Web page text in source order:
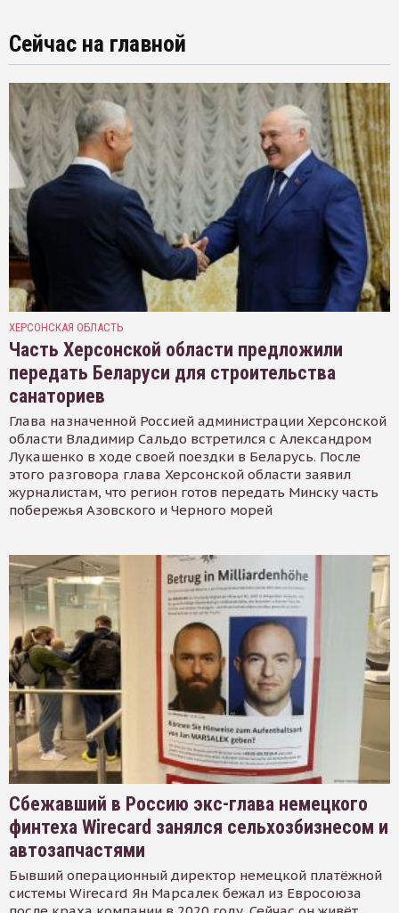
Сейчас на главной
ХЕРСОНСКАЯ ОБЛАСТЬ
Часть Херсонской области предложили
передать Беларуси для строительства
санаториев
Глава назначенной Россией администрации Херсонской
области Владимир Сальдо встретился с Александром
Лукашенко в ходе своей поездки в Беларусь. После
этого разговора глава Херсонской области заявил
журналистам, что регион готов передать Минску часть
побережья Азовского и Черного морей
Сбежавший в Россию экс-глава немецкого
финтеха Wirecard занялся сельхозбизнесом и
автозапчастями
Бывший операционный директор немецкой платёжной
системы Wirecard Ян Марсалек бежал из Евросоюза